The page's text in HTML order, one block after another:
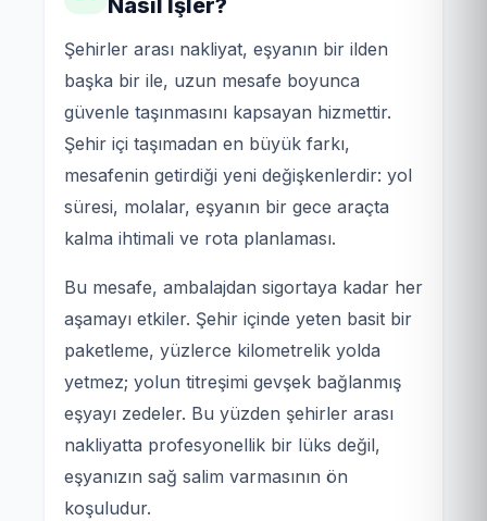
Şehirler arası nakliyat, eşyanın bir ilden
başka bir ile, uzun mesafe boyunca
güvenle taşınmasını kapsayan hizmettir.
Şehir içi taşımadan en büyük farkı,
mesafenin getirdiği yeni değişkenlerdir: yol
süresi, molalar, eşyanın bir gece araçta
kalma ihtimali ve rota planlaması.
Bu mesafe, ambalajdan sigortaya kadar her
aşamayı etkiler. Şehir içinde yeten basit bir
paketleme, yüzlerce kilometrelik yolda
yetmez; yolun titreşimi gevşek bağlanmış
eşyayı zedeler. Bu yüzden şehirler arası
nakliyatta profesyonellik bir lüks değil,
eşyanızın sağ salim varmasının ön
koşuludur.